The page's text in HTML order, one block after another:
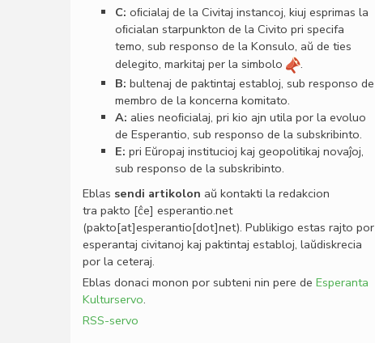
C: oﬁcialaj de la Civitaj instancoj, kiuj esprimas la
oﬁcialan starpunkton de la Civito pri specifa
temo, sub responso de la Konsulo, aŭ de ties
delegito, markitaj per la simbolo
.
B: bultenaj de paktintaj establoj, sub responso de
membro de la koncerna komitato.
A: alies neoﬁcialaj, pri kio ajn utila por la evoluo
de Esperantio, sub responso de la subskribinto.
E: pri Eŭropaj institucioj kaj geopolitikaj novaĵoj,
sub responso de la subskribinto.
Eblas sendi artikolon aŭ kontakti la redakcion
tra pakto [ĉe] esperantio.net
(pakto[at]esperantio[dot]net). Publikigo estas rajto por
esperantaj civitanoj kaj paktintaj establoj, laŭdiskrecia
por la ceteraj.
Eblas donaci monon por subteni nin pere de Esperanta
Kulturservo.
RSS-servo